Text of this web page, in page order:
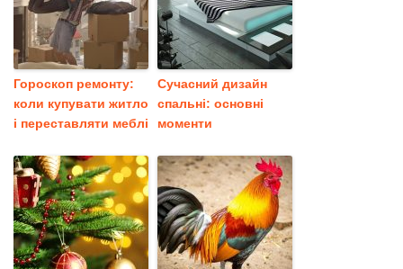
Гороскоп ремонту:
коли купувати житло
і переставляти меблі
Сучасний дизайн
спальні: основні
моменти